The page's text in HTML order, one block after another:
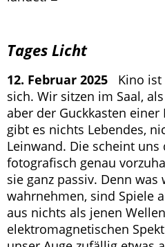
Tages Licht
12. Februar 2025 Kino ist
sich. Wir sitzen im Saal,
aber der Guckkasten
gibt es nichts Lebendes,
Leinwand. Die scheint uns
fotografisch genau
sie ganz passiv. Denn
wahrnehmen, sind Spiele
aus nichts als jenen
elektromagnetischen